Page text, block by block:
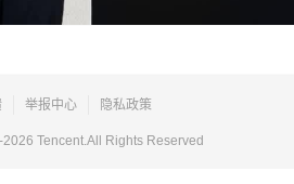
举报中心 隐私政策
2026 Tencent.All Rights Reserved